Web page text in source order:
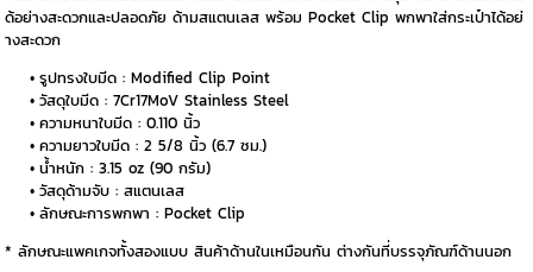
ด้อย่างสะดวกและปลอดภัย ด้ามสแตนเลส พร้อม Pocket Clip พกพาใส่กระเป๋าได้อย่
างสะดวก
รูปทรงใบมีด : Modified Clip Point
วัสดุใบมีด : 7Cr17MoV Stainless Steel
ความหนาใบมีด : 0.110 นิ้ว
ความยาวใบมีด : 2 5/8 นิ้ว (6.7 ซม.)
น้ำหนัก : 3.15 oz (90 กรัม)
วัสดุด้ามจับ : สแตนเลส
ลักษณะการพกพา : Pocket Clip
* ลักษณะแพคเกจทั้งสองแบบ สินค้าด้านในเหมือนกัน ต่างกันที่บรรจุภัณฑ์ด้านนอก